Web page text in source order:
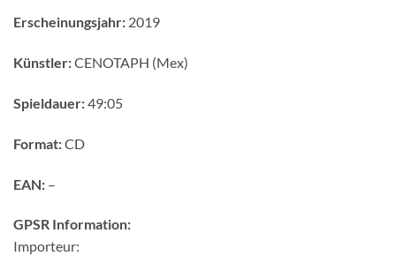
Erscheinungsjahr: 2019
Künstler:CENOTAPH (Mex)
Spieldauer:49:05
Format:CD
EAN: –
GPSR Information:
Importeur: